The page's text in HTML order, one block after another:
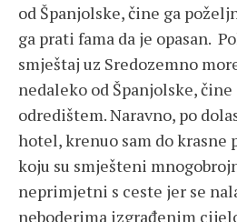
od Španjolske, čine ga
ga prati fama da je opasan.
smještaj uz Sredozemno
nedaleko od Španjolske,
odredištem. Naravno, po
hotel, krenuo sam do krasne
koju su smješteni
neprimjetni s ceste jer se
neboderima izgrađenim